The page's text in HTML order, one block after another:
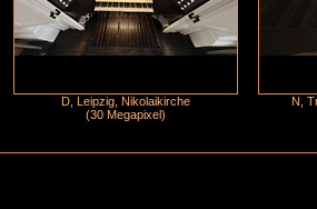
D, Leipzig, Nikolaikirche
(30 Megapixel)
N,